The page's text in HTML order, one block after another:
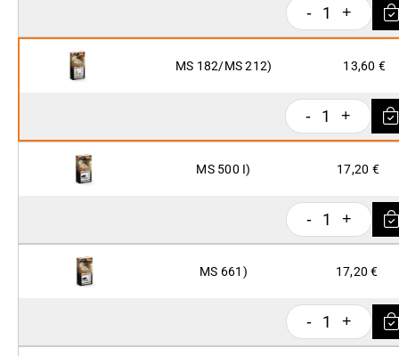
- 1 +
MS 182/MS 212) 13,60 €
- 1 +
MS 500 I) 17,20 €
- 1 +
MS 661) 17,20 €
- 1 +